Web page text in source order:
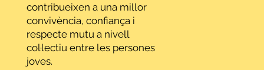
contribueixen a una millor
convivència, confiança i
respecte mutu a nivell
col·lectiu entre les persones
joves.